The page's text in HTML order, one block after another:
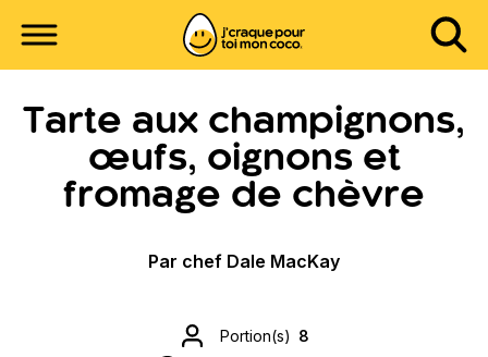
Tarte aux champignons,
œufs, oignons et
fromage de chèvre
Par chef Dale MacKay
Portion(s) 8